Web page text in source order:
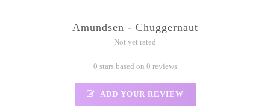
Amundsen - Chuggernaut
Not yet rated
0 stars based on 0 reviews
ADD YOUR REVIEW